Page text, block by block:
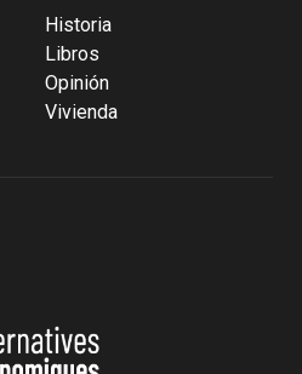
Historia
Libros
Opinión
Vivienda